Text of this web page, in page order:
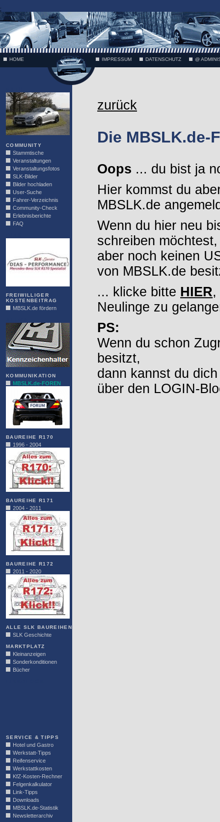
;
HOME IMPRESSUM DATENSCHUTZ @
COMMUNITY
Stammtische
Veranstaltungen
Veranstaltungsfotos
SLK-Bilder
Bilder hochladen
User-Suche
Fahrer-Verzeichnis
Community-Check
Erlebnisberichte
FAQ
FREIWILLIGER
KOSTENBEITRAG
MBSLK.de fördern
KOMMUNIKATION
MBSLK.de-FOREN
BAUREIHE R170
1996 - 2004
BAUREIHE R171
2004 - 2011
BAUREIHE R172
2011 - 2020
ALLE SLK BAUREIHEN
SLK Geschichte
MARKTPLATZ
Kleinanzeigen
Sonderkonditionen
Bücher
SERVICE & TIPPS
Hotel und Gastro
Werkstatt-Tipps
Reifenservice
Werkstattkosten
KfZ-Kosten-Rechner
Felgenkalkulator
Link-Tipps
Downloads
MBSLK.de-Statistik
Newsletterarchiv
zurück
Die MBSLK.de-
Oops ... du bist ja
Hier kommst du
MBSLK.de
Wenn du hier neu
schreiben möchtest,
aber noch keinen
von MBSLK.de
... klicke bitte HIER,
Neulinge zu
PS:
Wenn du schon
besitzt,
dann kannst du
über den LOGIN-